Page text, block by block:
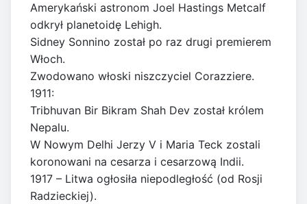
Amerykański astronom Joel Hastings Metcalf
odkrył planetoidę Lehigh.
Sidney Sonnino został po raz drugi premierem
Włoch.
Zwodowano włoski niszczyciel Corazziere.
1911:
Tribhuvan Bir Bikram Shah Dev został królem
Nepalu.
W Nowym Delhi Jerzy V i Maria Teck zostali
koronowani na cesarza i cesarzową Indii.
1917 – Litwa ogłosiła niepodległość (od Rosji
Radzieckiej).